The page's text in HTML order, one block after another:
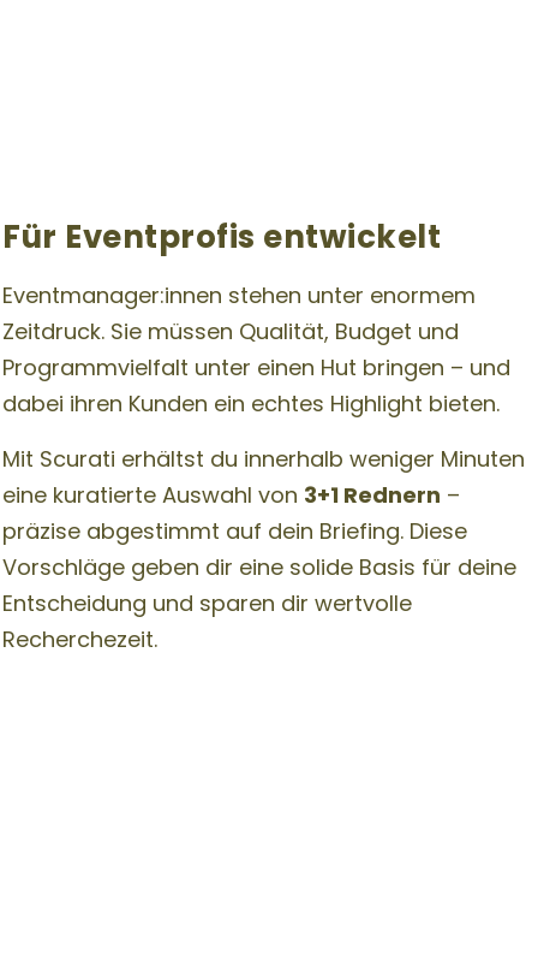
Für Eventprofis entwickelt
Eventmanager:innen stehen unter enormem
Zeitdruck. Sie müssen Qualität, Budget und
Programmvielfalt unter einen Hut bringen – und
dabei ihren Kunden ein echtes Highlight bieten.
Mit Scurati erhältst du innerhalb weniger Minuten
eine kuratierte Auswahl von 3+1 Rednern –
präzise abgestimmt auf dein Briefing. Diese
Vorschläge geben dir eine solide Basis für deine
Entscheidung und sparen dir wertvolle
Recherchezeit.